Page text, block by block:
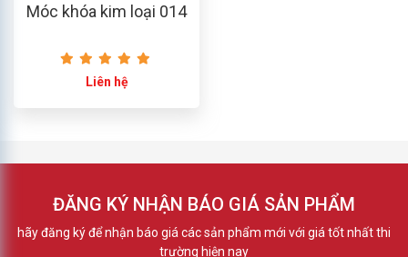
Móc khóa kim loại 014
Liên hệ
ĐĂNG KÝ NHẬN BÁO GIÁ SẢN PHẨM
hãy đăng ký để nhận báo giá các sản phẩm mới với giá tốt nhất thi
trường hiện nay